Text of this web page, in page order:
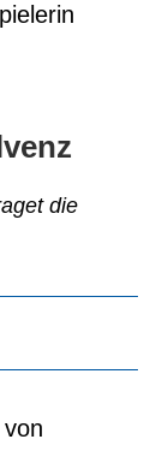
die
von